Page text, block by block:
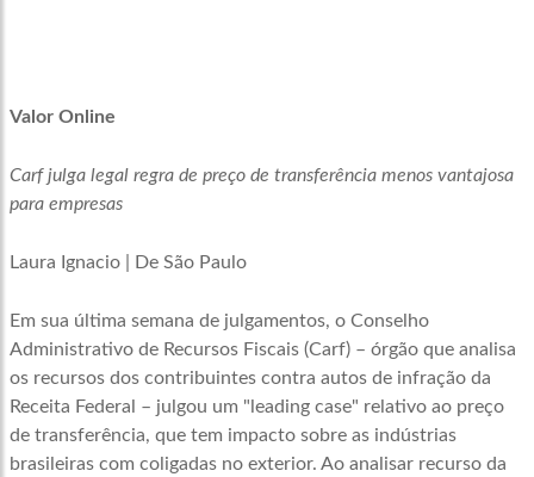
Valor Online
Carf julga legal regra de preço de transferência menos vantajosa
para empresas
Laura Ignacio| De São Paulo
Em sua última semana de julgamentos, o Conselho
Administrativo de Recursos Fiscais (Carf) – órgão que analisa
os recursos dos contribuintes contra autos de infração da
Receita Federal – julgou um "leading case" relativo ao preço
de transferência, que tem impacto sobre as indústrias
brasileiras com coligadas no exterior. Ao analisar recurso da